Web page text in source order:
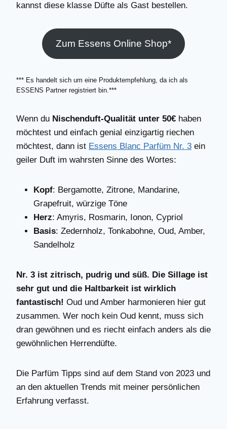
kannst diese klasse Düfte als Gast bestellen.
Zum Essens Online Shop*
*** Es handelt sich um eine Produktempfehlung, da ich als
ESSENS Partner registriert bin.***
Wenn du Nischenduft-Qualität unter 50€ haben
möchtest und einfach genial einzigartig riechen
möchtest, dann ist Essens Blanc Parfüm Nr. 3 ein
geiler Duft im wahrsten Sinne des Wortes:
Kopf: Bergamotte, Zitrone, Mandarine,
Grapefruit, würzige Töne
Herz: Amyris, Rosmarin, Ionon, Cypriol
Basis: Zedernholz, Tonkabohne, Oud, Amber,
Sandelholz
Nr. 3 ist zitrisch, pudrig und süß. Die Sillage ist
sehr gut und die Haltbarkeit ist wirklich
fantastisch! Oud und Amber harmonieren hier gut
zusammen. Wer noch kein Oud kennt, muss sich
dran gewöhnen und es riecht einfach anders als die
gewöhnlichen Herrendüfte.
Die Parfüm Tipps sind auf dem Stand von 2023 und
an den aktuellen Trends mit meiner persönlichen
Erfahrung verfasst.